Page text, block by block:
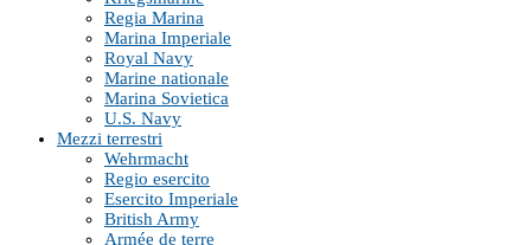
Regia Marina
Marina Imperiale
Royal Navy
Marine nationale
Marina Sovietica
U.S. Navy
Mezzi terrestri
Wehrmacht
Regio esercito
Esercito Imperiale
British Army
Armée de terre